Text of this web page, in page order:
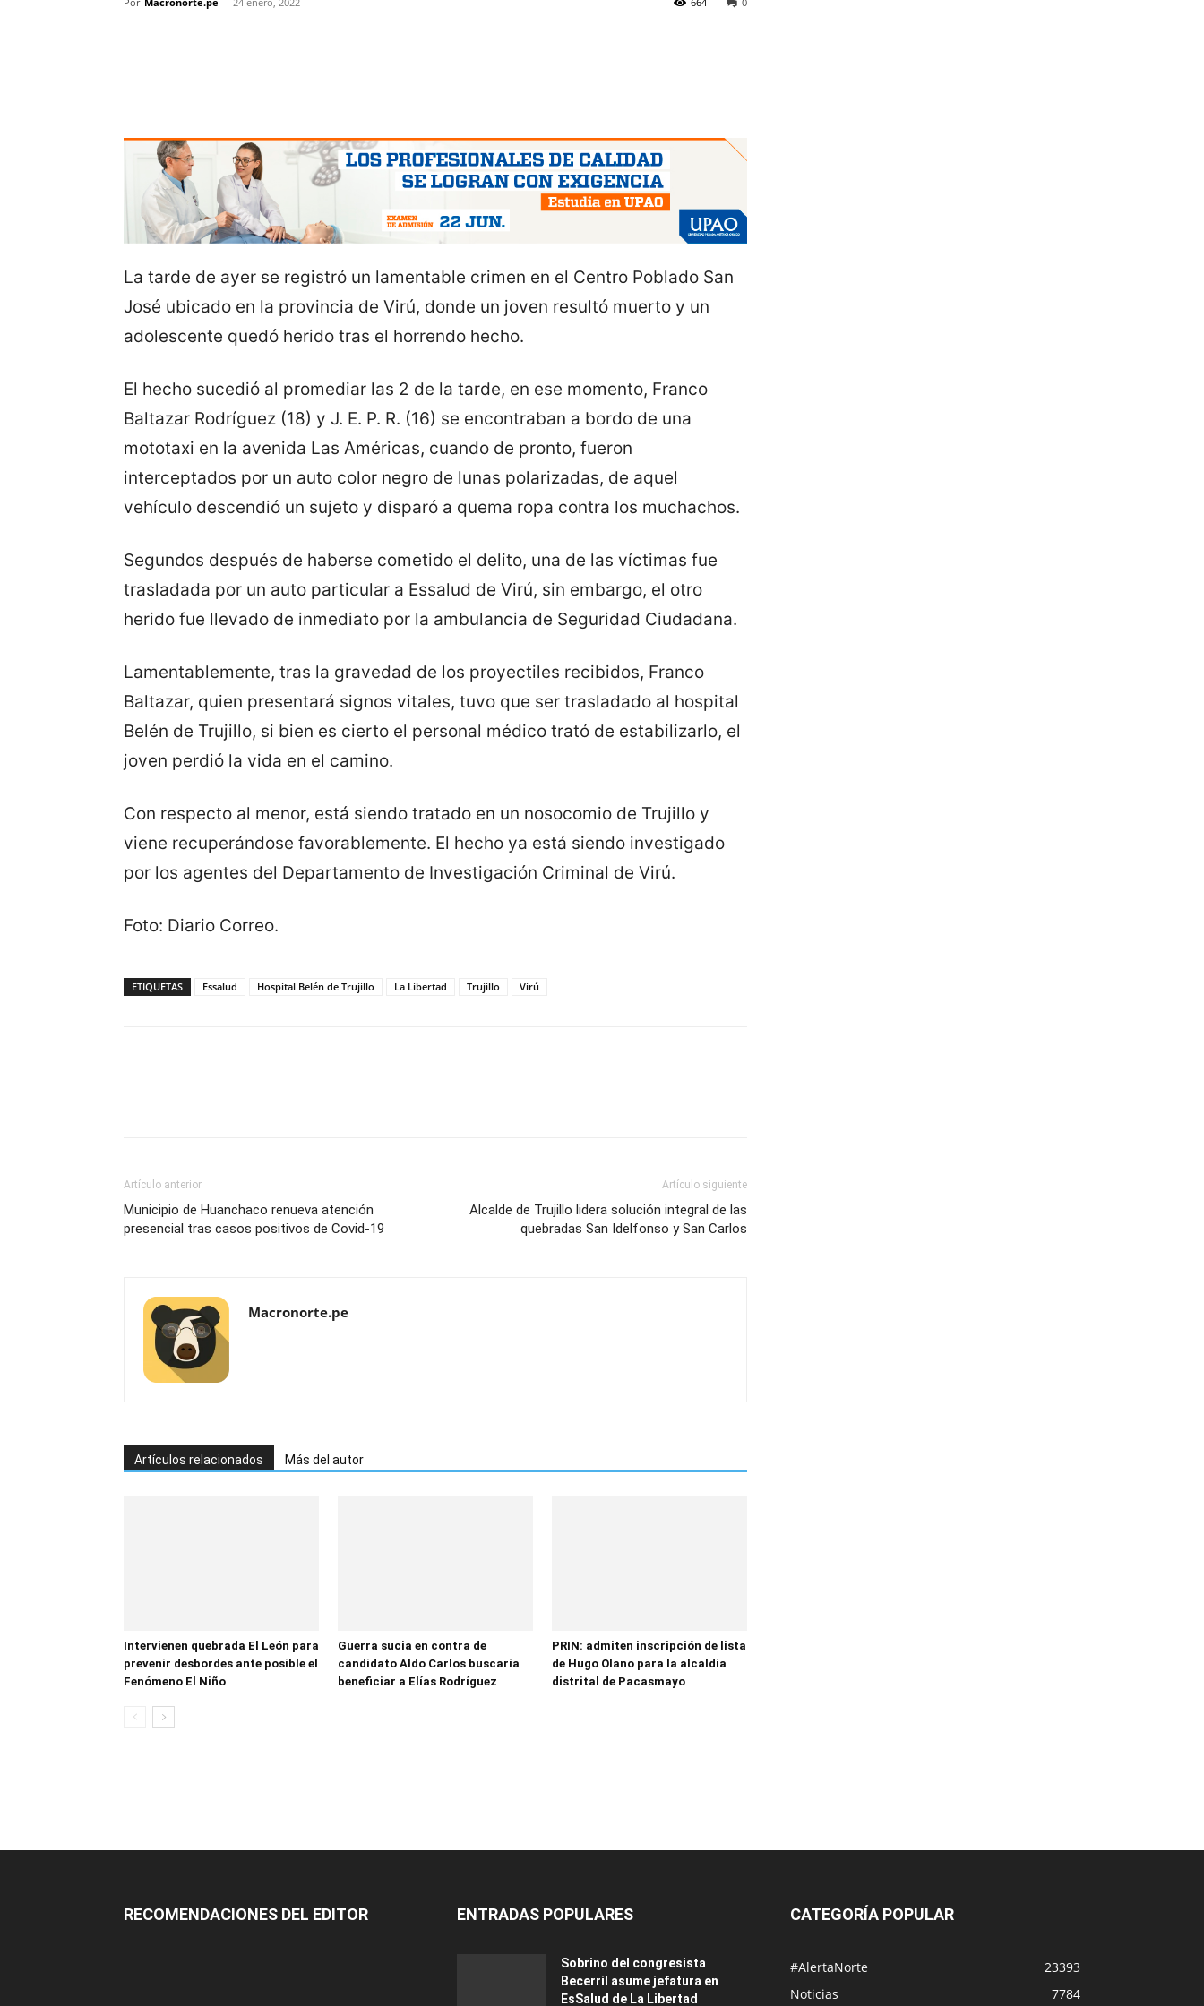
La tarde de ayer se registró un lamentable crimen en el Centro Poblado San
José ubicado en la provincia de Virú, donde un joven resultó muerto y un
adolescente quedó herido tras el horrendo hecho.
El hecho sucedió al promediar las 2 de la tarde, en ese momento, Franco
Baltazar Rodríguez (18) y J. E. P. R. (16) se encontraban a bordo de una
mototaxi en la avenida Las Américas, cuando de pronto, fueron
interceptados por un auto color negro de lunas polarizadas, de aquel
vehículo descendió un sujeto y disparó a quema ropa contra los muchachos.
Segundos después de haberse cometido el delito, una de las víctimas fue
trasladada por un auto particular a Essalud de Virú, sin embargo, el otro
herido fue llevado de inmediato por la ambulancia de Seguridad Ciudadana.
Lamentablemente, tras la gravedad de los proyectiles recibidos, Franco
Baltazar, quien presentará signos vitales, tuvo que ser trasladado al hospital
Belén de Trujillo, si bien es cierto el personal médico trató de estabilizarlo, el
joven perdió la vida en el camino.
Con respecto al menor, está siendo tratado en un nosocomio de Trujillo y
viene recuperándose favorablemente. El hecho ya está siendo investigado
por los agentes del Departamento de Investigación Criminal de Virú.
Foto: Diario Correo.
ETIQUETAS Essalud Hospital Belén de Trujillo La Libertad Trujillo Virú
Artículo anterior
Municipio de Huanchaco renueva atención
presencial tras casos positivos de Covid-19
Artículo siguiente
Alcalde de Trujillo lidera solución integral de las
quebradas San Idelfonso y San Carlos
Macronorte.pe
Artículos relacionados Más del autor
Intervienen quebrada El León para
prevenir desbordes ante posible el
Fenómeno El Niño
Guerra sucia en contra de
candidato Aldo Carlos buscaría
beneficiar a Elías Rodríguez
PRIN: admiten inscripción de lista
de Hugo Olano para la alcaldía
distrital de Pacasmayo
RECOMENDACIONES DEL EDITOR ENTRADAS POPULARES
Sobrino del congresista
Becerril asume jefatura en
EsSalud de La Libertad
CATEGORÍA POPULAR
#AlertaNorte
23393
Noticias
7784